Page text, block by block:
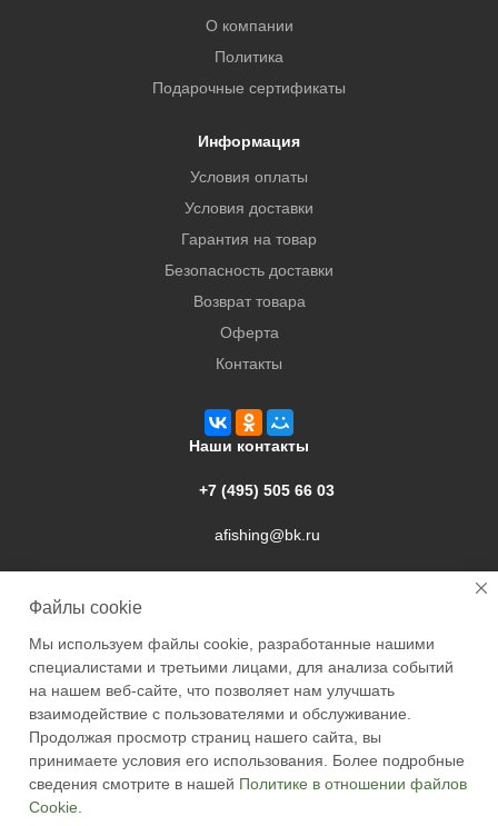
О компании
Политика
Подарочные сертификаты
Информация
Условия оплаты
Условия доставки
Гарантия на товар
Безопасность доставки
Возврат товара
Оферта
Контакты
Наши контакты
+7 (495) 505 66 03
afishing@bk.ru
2026 © Academyfishing - продажа товаров для рыбалки по
Москве и России
Файлы cookie
Мы используем файлы cookie, разработанные нашими
специалистами и третьими лицами, для анализа событий
на нашем веб-сайте, что позволяет нам улучшать
взаимодействие с пользователями и обслуживание.
Продолжая просмотр страниц нашего сайта, вы
принимаете условия его использования. Более подробные
сведения смотрите в нашей Политике в отношении файлов
Cookie